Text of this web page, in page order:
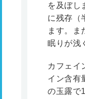
を及ぼし
に残存（
ます。ま
眠りが浅
カフェイ
イン含有
の玉露で